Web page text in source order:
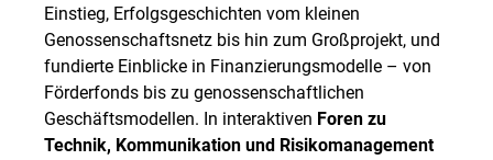
Einstieg, Erfolgsgeschichten vom kleinen
Genossenschaftsnetz bis hin zum Großprojekt, und
fundierte Einblicke in Finanzierungsmodelle – von
Förderfonds bis zu genossenschaftlichen
Geschäftsmodellen. In interaktiven Foren zu
Technik, Kommunikation und Risikomanagement